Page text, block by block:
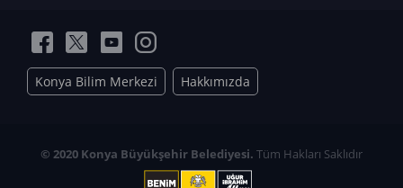
Konya Bilim Merkezi Hakkımızda
© 2020 Konya Büyükşehir Belediyesi. Tüm Hakları Saklıdır